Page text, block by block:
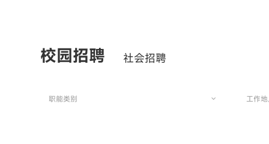
校园招聘 社会招聘
职能类别 工作